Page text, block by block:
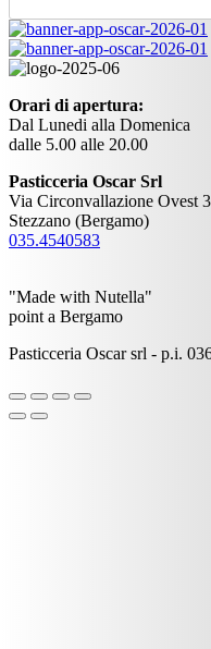
Orari di apertura:
Dal Lunedi alla Domenica
dalle 5.00 alle 20.00
Pasticceria Oscar Srl
Via Circonvallazione Ovest
Stezzano (Bergamo)
035.4540583
"Made with Nutella"
point a Bergamo
Pasticceria Oscar srl - p.i.